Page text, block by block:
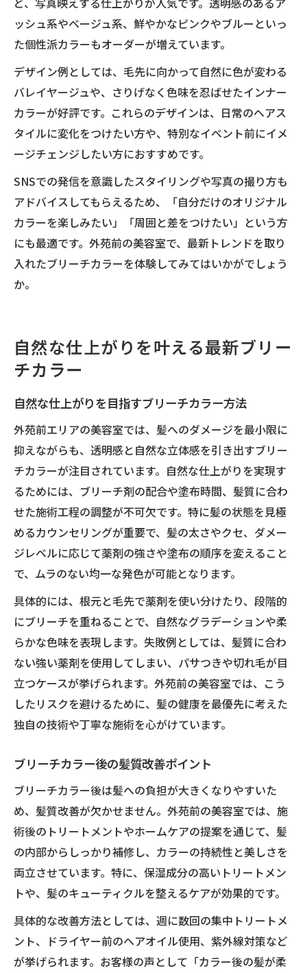
ッシュ系やベージュ系、鮮やかなピンクやブルーといっ
た個性派カラーもオーダーが増えています。
デザイン例としては、毛先に向かって自然に色が変わる
バレイヤージュや、さりげなく色味を忍ばせたインナー
カラーが好評です。これらのデザインは、日常のヘアス
タイルに変化をつけたい方や、特別なイベント前にイメ
ージチェンジしたい方におすすめです。
SNSでの発信を意識したスタイリングや写真の撮り方も
アドバイスしてもらえるため、「自分だけのオリジナル
カラーを楽しみたい」「周囲と差をつけたい」という方
にも最適です。外苑前の美容室で、最新トレンドを取り
入れたブリーチカラーを体験してみてはいかがでしょう
か。
自然な仕上がりを叶える最新ブリー
チカラー
自然な仕上がりを目指すブリーチカラー方法
外苑前エリアの美容室では、髪へのダメージを最小限に
抑えながらも、透明感と自然な立体感を引き出すブリー
チカラーが注目されています。自然な仕上がりを実現す
るためには、ブリーチ剤の配合や塗布時間、髪質に合わ
せた施術工程の調整が不可欠です。特に髪の状態を見極
めるカウンセリングが重要で、髪の太さやクセ、ダメー
ジレベルに応じて薬剤の強さや塗布の順序を変えること
で、ムラのない均一な発色が可能となります。
具体的には、根元と毛先で薬剤を使い分けたり、段階的
にブリーチを重ねることで、自然なグラデーションや柔
らかな色味を表現します。失敗例としては、髪質に合わ
ない強い薬剤を使用してしまい、パサつきや切れ毛が目
立つケースが挙げられます。外苑前の美容室では、こう
したリスクを避けるために、髪の健康を最優先に考えた
独自の技術や丁寧な施術を心がけています。
ブリーチカラー後の髪質改善ポイント
ブリーチカラー後は髪への負担が大きくなりやすいた
め、髪質改善が欠かせません。外苑前の美容室では、施
術後のトリートメントやホームケアの提案を通じて、髪
の内部からしっかり補修し、カラーの持続性と美しさを
両立させています。特に、保湿成分の高いトリートメン
トや、髪のキューティクルを整えるケアが効果的です。
具体的な改善方法としては、週に数回の集中トリートメ
ント、ドライヤー前のヘアオイル使用、紫外線対策など
が挙げられます。お客様の声として「カラー後の髪が柔